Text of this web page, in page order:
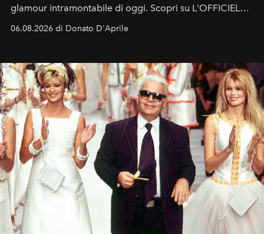
glamour intramontabile di oggi. Scopri su L'OFFICIEL
06.08.2026 di Donato D'Aprile